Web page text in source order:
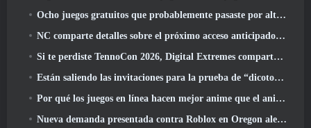
Ocho juegos gratuitos que probablemente pasaste por alto y que forman parte del Train Fest de Steam
NC comparte detalles sobre el próximo acceso anticipado de Aion 2
Si te perdiste TennoCon 2026, Digital Extremes comparte todos los paneles
Están saliendo las invitaciones para la prueba de “dicotomía” de Silver Palace
Por qué los juegos en línea hacen mejor anime que el anime hace juegos
Nueva demanda presentada contra Roblox en Oregon alegando un incidente de preparación infantil